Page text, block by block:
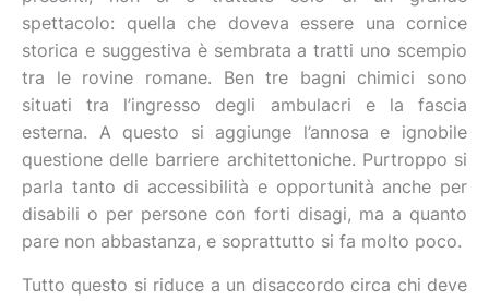
spettacolo: quella che doveva essere una cornice
storica e suggestiva è sembrata a tratti uno scempio
tra le rovine romane. Ben tre bagni chimici sono
situati tra l’ingresso degli ambulacri e la fascia
esterna. A questo si aggiunge l’annosa e ignobile
questione delle barriere architettoniche. Purtroppo si
parla tanto di accessibilità e opportunità anche per
disabili o per persone con forti disagi, ma a quanto
pare non abbastanza, e soprattutto si fa molto poco.
Tutto questo si riduce a un disaccordo circa chi deve